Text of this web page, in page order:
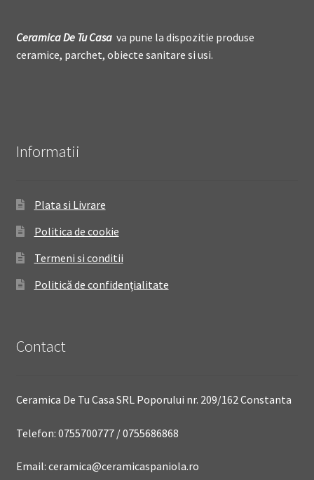
Ceramica DeTu Casava pune la dispozitie produse
ceramice, parchet, obiecte sanitare si usi.
Informatii
Plata si Livrare
Politica de cookie
Termeni si conditii
Politică de confidențialitate
Contact
Ceramica De Tu Casa SRL Poporului nr. 209/162 Constanta
Telefon: 0755700777 / 0755686868
Email: ceramica@ceramicaspaniola.ro